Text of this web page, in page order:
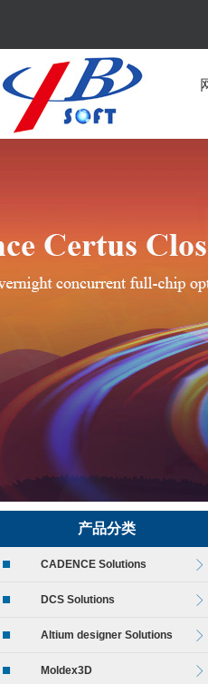
产品分类
CADENCE Solutions
DCS Solutions
Altium designer Solutions
Moldex3D